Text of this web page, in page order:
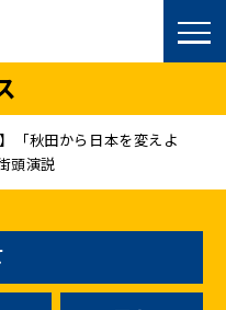
】「秋田から日本を変えよ
頭演説